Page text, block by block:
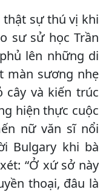
thật sự thú vị khi
sư sử học Trần
lên những di
màn sương nhẹ
cây và kiến trúc
hiện thực cuộc
nữ văn sĩ nổi
Bulgary khi bà
“Ở xứ sở này
thoại, đâu là